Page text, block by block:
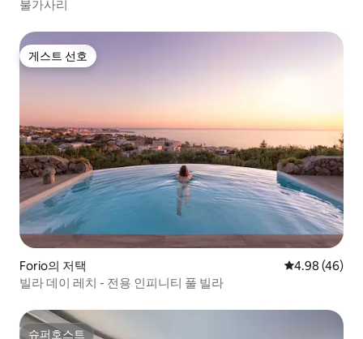
불가사리
게스트 선호
게스트 선호
Forio의 저택 평점 4.98점(5
4.98 (46)
빌라 데이 레치 - 전용 인피니티 풀 빌라
슈퍼호스트